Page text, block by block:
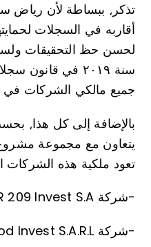
تذكر⸲ ببساطة لأن رياض
أقاربه في السجلات
لحسن حظ التحقيقات
سنة ٢٠١٩ في
جميع مالكي الشركات في
يتعاون مع مجموعة مشروع
تعود ملكية هذه الشركات
BR 209 Invest S.A شركة-
Fulwood Invest S.A.R.L شركة-